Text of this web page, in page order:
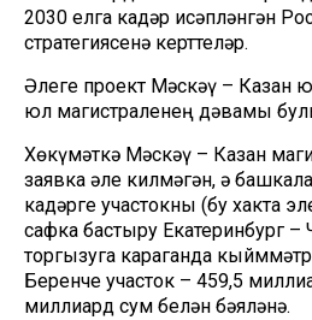
2030 елга кадәр исәпләнгән
стратегиясенә керттеләр.
Әлеге проект Мәскәү – Казан
юл магистраленең дәвамы
Хөкүмәткә Мәскәү – Казан
заявка әле килмәгән, ә
кадәрге участокны (бу хакта
сафка бастыру Екатеринбург –
торгызуга караганда
Беренче участок – 459,5
миллиард сум белән бәяләнә.